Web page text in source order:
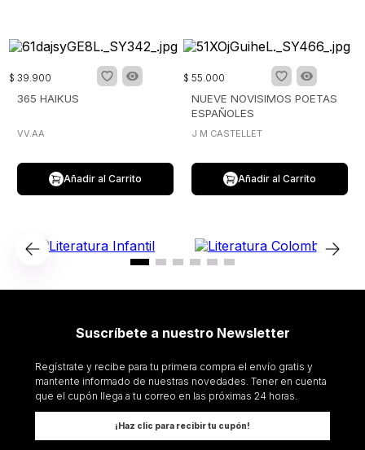
$ 39.900
365 HAIKUS
VV.AA
Añadir al Carrito
$ 55.000
NUEVE NOVISIMOS POETAS
ESPAÑOLES
J M CASTELLET
Añadir al Carrito
Suscríbete a nuestro Newsletter
Regístrate y recibe para tu primera compra el envío gratis y
mantente informado de nuestras novedades. Tener en cuenta
que el cupón llega a tu correo en las próximas 24 horas.
¡Haz clic para recibir tu cupón!